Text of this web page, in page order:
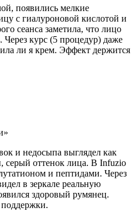
появились мелкие
с гиалуроновой кислотой и
сеанса заметила, что лицо
Через курс (5 процедур) даже
ли я крем. Эффект держится
и недосыпа выглядел как
серый оттенок лица. В Infuzio
и пептидами. Через
в зеркале реальную
здоровый румянец.
поддержки.